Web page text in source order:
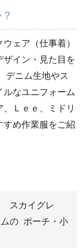
ェア（仕事着）
ザイン・見た目を
デニム生地やス
ルなユニフォーム
Ｌｅｅ、ミドリ
め作業服をご紹
スカイグレ
の ポーチ・小